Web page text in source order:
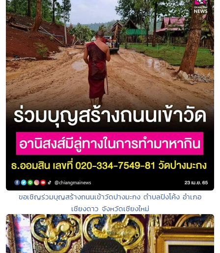
ขอเชิญร่วมบุญสร้างถนนเข้าวัดปางมะกง ตำบลปิงโค้ง อำเภอ
เชียงดาว จังหวัดเชียงใหม่